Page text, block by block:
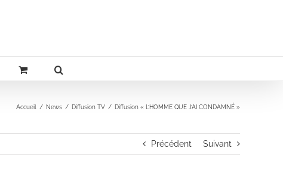
Accueil News Diffusion TV Diffusion « L’HOMME QUE J’AI CONDAMNÉ »
Précédent Suivant